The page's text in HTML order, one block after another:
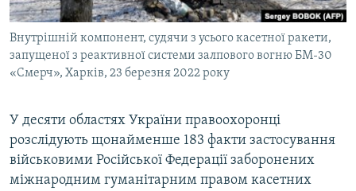
ІНФОГРАФІКА
ДОЛУЧАЙСЯ!
Внутрішній компонент, судячи з усього касетної ракети,
запущеної з реактивної системи залпового вогню БМ-30
«Смерч», Харків, 23 березня 2022 року
У десяти областях України правоохоронці
розслідують щонайменше 183 факти застосування
військовими Російської Федерації заборонених
міжнародним гуманітарним правом касетних